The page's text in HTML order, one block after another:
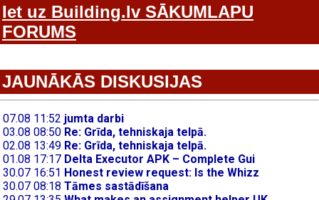
Iet uz Building.lv SĀKUMLAPU
FORUMS
JAUNĀKĀS DISKUSIJAS